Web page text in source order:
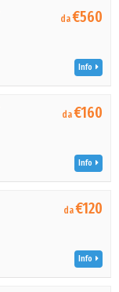
da€560
Info
da€160
Info
da€120
Info